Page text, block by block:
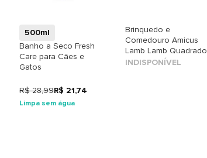
500ml
Banho a Seco Fresh
Care para Cães e
Gatos
R$ 28,99R$ 21,74
Limpa sem água
Brinquedo e
Comedouro Amicus
Lamb Lamb Quadrado
Amarelo para Cães e
INDISPONÍVEL